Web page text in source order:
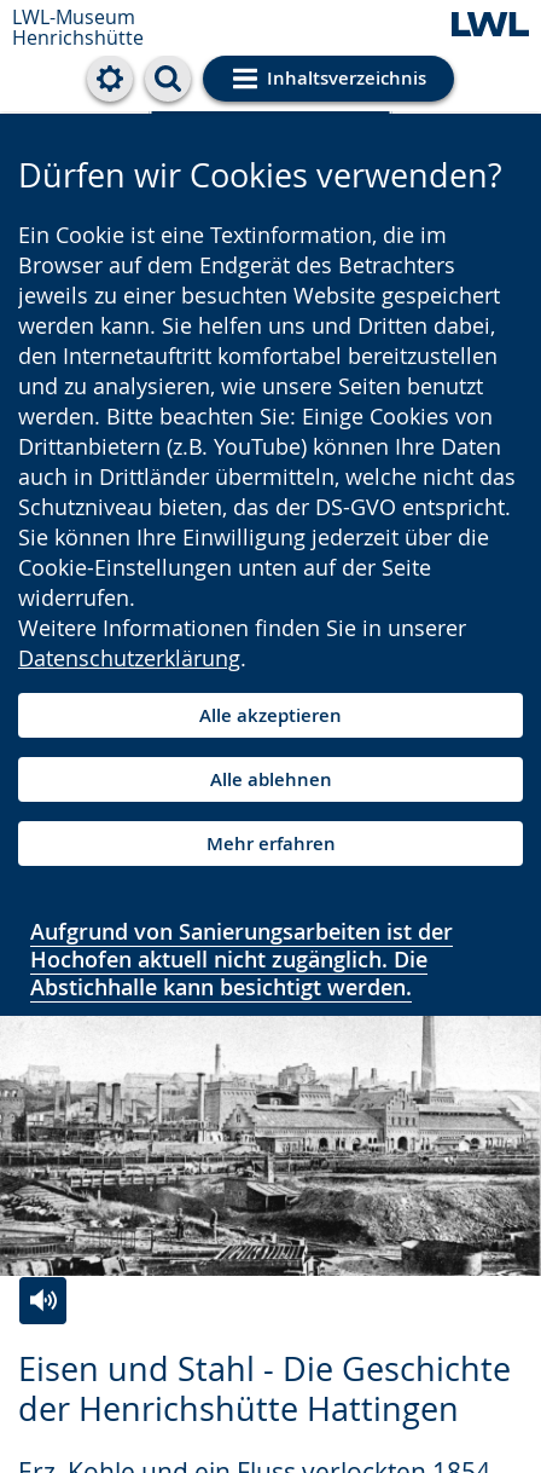
LWL-Museum
Henrichshütte
Inhaltsverzeichnis
Cookie-Einstellungen
Dürfen wir Cookies verwenden?
Ein Cookie ist eine Textinformation, die im
Browser auf dem Endgerät des Betrachters
jeweils zu einer besuchten Website gespeichert
werden kann. Sie helfen uns und Dritten dabei,
den Internetauftritt komfortabel bereitzustellen
und zu analysieren, wie unsere Seiten benutzt
werden. Bitte beachten Sie: Einige Cookies von
Drittanbietern (z.B. YouTube) können Ihre Daten
auch in Drittländer übermitteln, welche nicht das
Schutzniveau bieten, das der DS-GVO entspricht.
Sie können Ihre Einwilligung jederzeit über die
Cookie-Einstellungen unten auf der Seite
widerrufen.
Weitere Informationen finden Sie in unserer
Datenschutzerklärung.
Alle akzeptieren
Alle ablehnen
Mehr erfahren
Aufgrund von Sanierungsarbeiten ist der
Hochofen aktuell nicht zugänglich. Die
Abstichhalle kann besichtigt werden.
Eisen und Stahl - Die Geschichte
der Henrichshütte Hattingen
Leichten
Sprache
Audio-
Unterstützung.
Video
in